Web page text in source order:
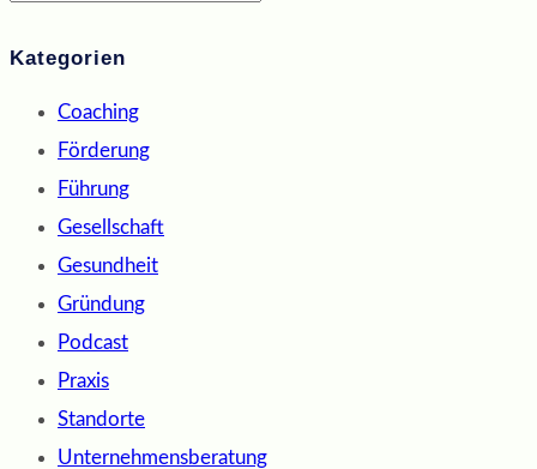
Kategorien
Coaching
Förderung
Führung
Gesellschaft
Gesundheit
Gründung
Podcast
Praxis
Standorte
Unternehmensberatung